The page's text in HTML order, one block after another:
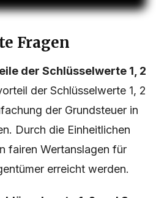
Fragen
der Schlüsselwerte 1, 2
der Schlüsselwerte 1, 2
der Grundsteuer in
Durch die Einheitlichen
fairen Wertanslagen für
erreicht werden.